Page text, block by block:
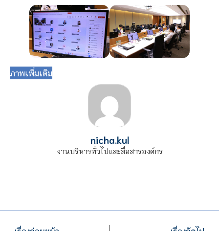
ภาพเพิ่มเติม
nicha.kul
งานบริหารทั่วไปและสื่อสารองค์กร